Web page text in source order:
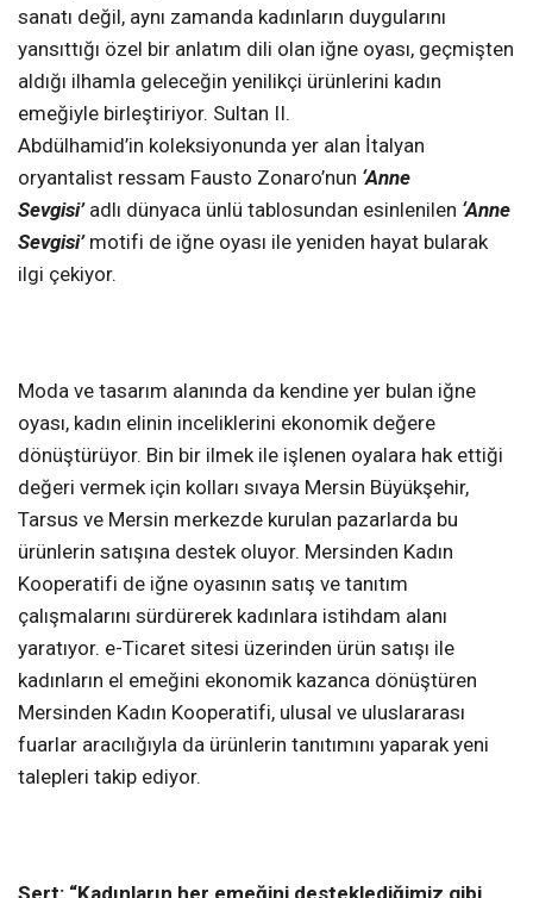
sanatı değil, aynı zamanda kadınların duygularını
yansıttığı özel bir anlatım dili olan iğne oyası, geçmişten
aldığı ilhamla geleceğin yenilikçi ürünlerini kadın
emeğiyle birleştiriyor. Sultan II.
Abdülhamid’in koleksiyonunda yer alan İtalyan
oryantalist ressam Fausto Zonaro’nun ‘Anne
Sevgisi’adlı dünyaca ünlü tablosundan esinlenilen ‘Anne
Sevgisi’ motifi de iğne oyası ile yeniden hayat bularak
ilgi çekiyor.
Moda ve tasarım alanında da kendine yer bulan iğne
oyası, kadın elinin inceliklerini ekonomik değere
dönüştürüyor. Bin bir ilmek ile işlenen oyalara hak ettiği
değeri vermek için kolları sıvaya Mersin Büyükşehir,
Tarsus ve Mersin merkezde kurulan pazarlarda bu
ürünlerin satışına destek oluyor. Mersinden Kadın
Kooperatifi de iğne oyasının satış ve tanıtım
çalışmalarını sürdürerek kadınlara istihdam alanı
yaratıyor. e-Ticaret sitesi üzerinden ürün satışı ile
kadınların el emeğini ekonomik kazanca dönüştüren
Mersinden Kadın Kooperatifi, ulusal ve uluslararası
fuarlar aracılığıyla da ürünlerin tanıtımını yaparak yeni
talepleri takip ediyor.